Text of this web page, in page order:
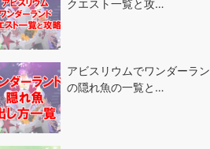
クエスト一覧と攻…
アビスリウムでワンダーラ
の隠れ魚の一覧と…